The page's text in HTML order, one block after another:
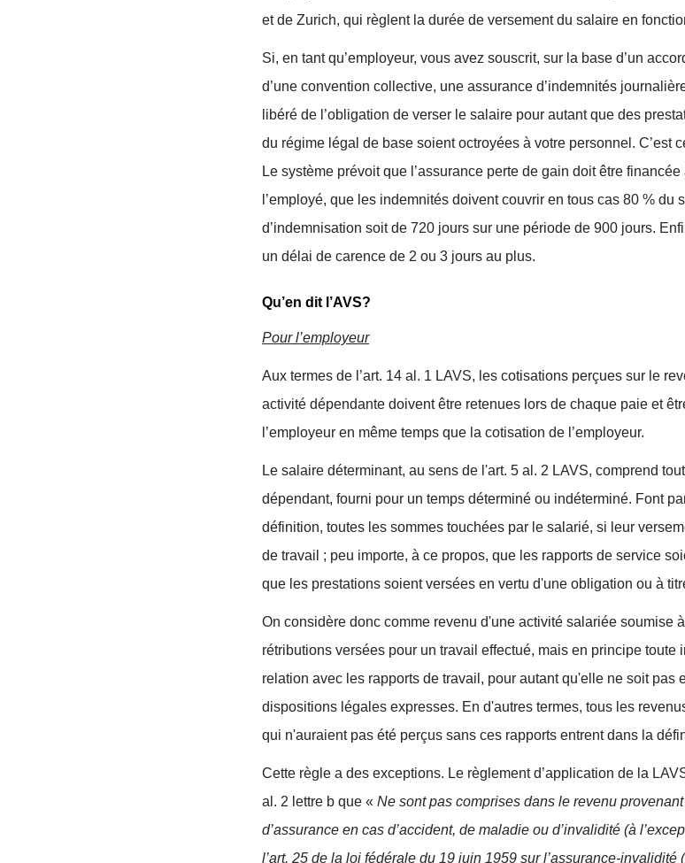
et de Zurich, qui règlent la durée de versement du salaire en
Si, en tant qu’employeur, vous avez souscrit, sur la base d’un
d’une convention collective, une assurance d’indemnités
libéré de l’obligation de verser le salaire pour autant que des
du régime légal de base soient octroyées à votre personnel. C’est
Le système prévoit que l’assurance perte de gain doit être
l’employé, que les indemnités doivent couvrir en tous cas 80 % du
d’indemnisation soit de 720 jours sur une période de 900 jours.
un délai de carence de 2 ou 3 jours au plus.
Qu’en dit l’AVS?
Pour l’employeur
Aux termes de l’art. 14 al. 1 LAVS, les cotisations perçues sur le
activité dépendante doivent être retenues lors de chaque paie et
l’employeur en même temps que la cotisation de l’employeur.
Le salaire déterminant, au sens de l'art. 5 al. 2 LAVS, comprend
dépendant, fourni pour un temps déterminé ou indéterminé. Font
définition, toutes les sommes touchées par le salarié, si leur
de travail ; peu importe, à ce propos, que les rapports de service
que les prestations soient versées en vertu d'une obligation ou à
On considère donc comme revenu d'une activité salariée soumise
rétributions versées pour un travail effectué, mais en principe toute
relation avec les rapports de travail, pour autant qu'elle ne soit pas
dispositions légales expresses. En d'autres termes, tous les
qui n'auraient pas été perçus sans ces rapports entrent dans la
Cette règle a des exceptions. Le règlement d’application de la
al. 2 lettre b que « Ne sont pas comprises dans le revenu
d’assurance en cas d’accident, de maladie ou d’invalidité (à
l’art. 25 de la loi fédérale du 19 juin 1959 sur l’assurance-invalidité